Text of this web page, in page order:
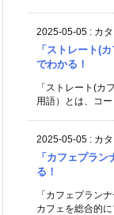
2025-05-05 : カ
「ストレート(
でわかる！
「ストレート(カ
用語）とは、コー
2025-05-05 : カ
「カフェプラ
る！
「カフェプラン
カフェを総合的に